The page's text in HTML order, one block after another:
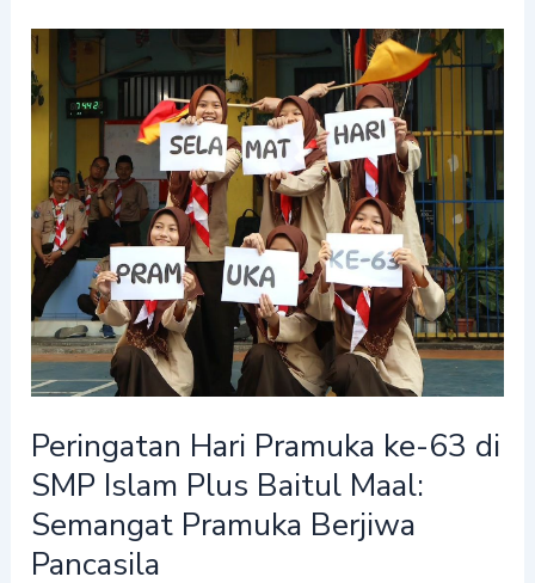
Peringatan Hari Pramuka ke-63 di
SMP Islam Plus Baitul Maal:
Semangat Pramuka Berjiwa
Pancasila
Peringatan
Hari
Pramuka
ke-
63
di
SMP
Islam
Plus
Baitul
Maal:
Pramuka
Berjiwa
Pancasila